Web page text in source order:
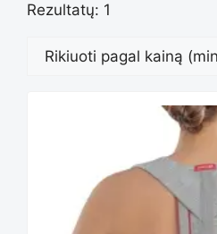
Rezultatų: 1